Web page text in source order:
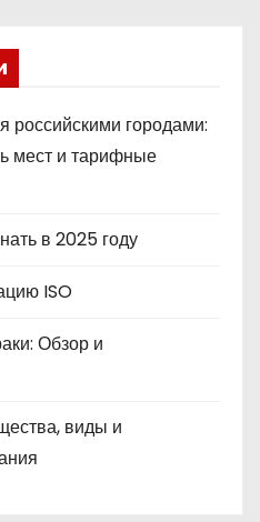
городами:
мест и тарифные
в 2025 году
ISO
Обзор и
виды и